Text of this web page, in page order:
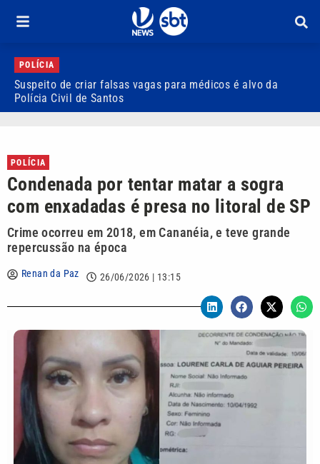
POLÍCIA
Suspeito de criar falsas vagas para médicos é alvo da
Polícia Civil de Santos
POLÍCIA
Condenada por tentar matar a sogra
com enxadadas é presa no litoral de SP
Crime ocorreu em 2018, em Cananéia, e teve grande
repercussão na época
Renan da Paz 26/06/2026 | 13:15